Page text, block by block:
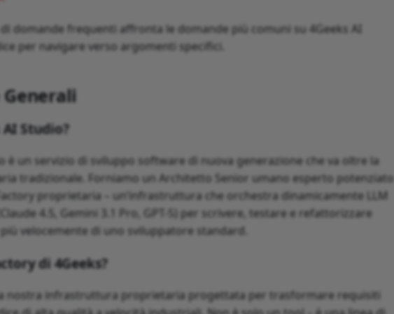
di domande frequenti affronta le domande più comuni su 4Geeks AI
per navigare verso argomenti specifici.
AI Studio?
è un servizio di sviluppo software di nuova generazione che va oltre la
tradizionale. Forniamo un Architetto Senior umano esperto potenziato
proprietaria – un’infrastruttura che orchestra dinamicamente LLM
4.5, Gemini 3.1 Pro, GPT-5) per scrivere, testare e refattorizzare
velocemente di uno sviluppatore standard.
di 4Geeks?
nostra infrastruttura proprietaria progettata per trasformare requisiti